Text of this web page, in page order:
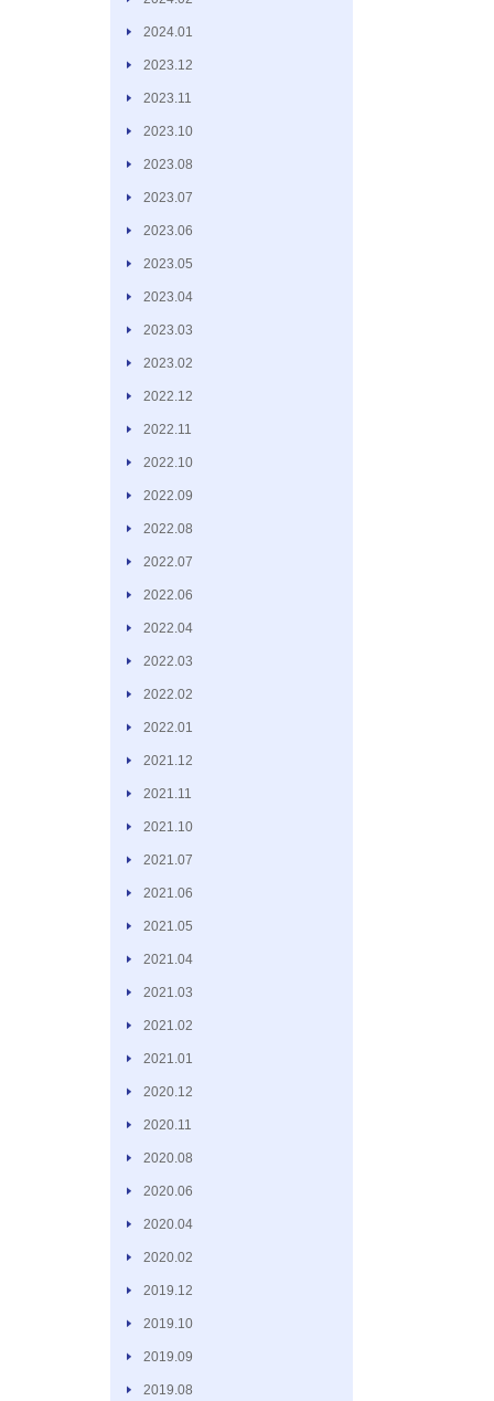
2024.01
2023.12
2023.11
2023.10
2023.08
2023.07
2023.06
2023.05
2023.04
2023.03
2023.02
2022.12
2022.11
2022.10
2022.09
2022.08
2022.07
2022.06
2022.04
2022.03
2022.02
2022.01
2021.12
2021.11
2021.10
2021.07
2021.06
2021.05
2021.04
2021.03
2021.02
2021.01
2020.12
2020.11
2020.08
2020.06
2020.04
2020.02
2019.12
2019.10
2019.09
2019.08